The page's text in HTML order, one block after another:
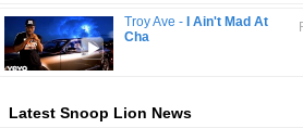
Troy Ave -
I Ain't Mad At
Cha
Latest Snoop Lion News